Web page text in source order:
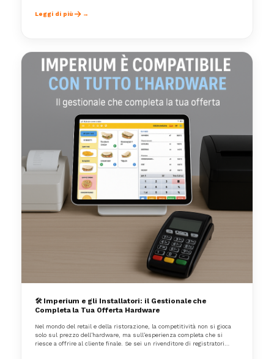
come Imperium-App può essere utilizzato non solo per il settore horeca
Leggi di più
🛠️ Imperium e gli Installatori: il Gestionale che
Completa la Tua Offerta Hardware
Nel mondo del retail e della ristorazione, la competitività non si gioca
solo sul prezzo dell’hardware, ma sull’esperienza completa che si
riesce a offrire al cliente finale. Se sei un rivenditore di registratori